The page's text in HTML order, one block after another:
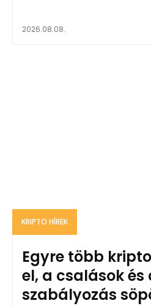
2026.08.08.
KRIPTO HÍREK
Egyre több
el, a csalások és
szabályozás